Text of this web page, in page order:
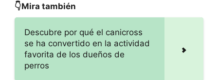
👇Mira también
Descubre por qué el canicross
se ha convertido en la actividad
favorita de los dueños de
perros